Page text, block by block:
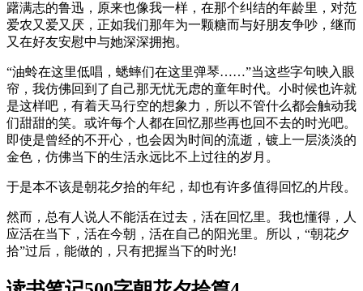
躇满志的鲁迅，原来也像我一样，在那个纠结的年龄里，对范
爱农又爱又厌，正如我们那年为一颗糖而与好朋友争吵，继而
又在好友安慰中与她深深拥抱。
“油蛉在这里低唱，蟋蟀们在这里弹琴……”当这些字句映入眼
帘，我仿佛回到了自己那无忧无虑的童年时代。小时候也许就
是这样吧，有着天马行空的想象力，所以不管什么都会触动我
们甜甜的笑。或许每个人都在回忆那些再也回不去的时光吧。
即使是曾经的不开心，也会因为时间的流逝，镀上一层淡淡的
金色，仿佛当下的生活永远比不上过往的岁月。
于是本不该是朝花夕拾的年纪，却也有许多值得回忆的片段。
然而，总有人说人不能活在过去，活在回忆里。我也懂得，人
应活在当下，活在今朝，活在自己的阳光里。所以，“朝花夕
拾”过后，能做的，只有把握当下的时光!